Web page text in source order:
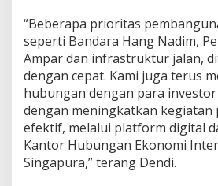
“Beberapa prioritas
seperti Bandara Hang Nadim,
Ampar dan infrastruktur jalan,
dengan cepat. Kami juga terus
hubungan dengan para
dengan meningkatkan kegiatan
efektif, melalui platform digital
Kantor Hubungan Ekonomi
Singapura,” terang Dendi.